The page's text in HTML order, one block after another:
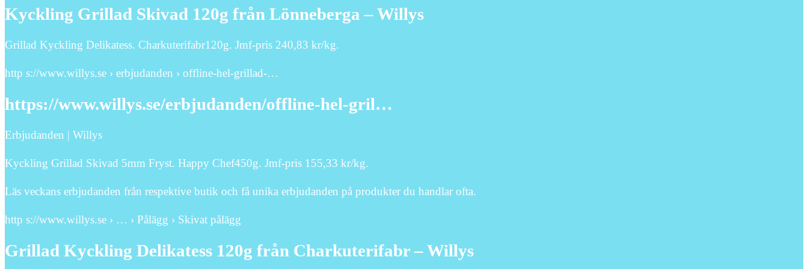
Kyckling Grillad Skivad 120g från Lönneberga – Willys
Grillad Kyckling Delikatess. Charkuterifabr120g. Jmf-pris 240,83 kr/kg.
http s://www.willys.se › erbjudanden › offline-hel-grillad-…
https://www.willys.se/erbjudanden/offline-hel-gril…
Erbjudanden | Willys
Kyckling Grillad Skivad 5mm Fryst. Happy Chef450g. Jmf-pris 155,33 kr/kg.
Läs veckans erbjudanden från respektive butik och få unika erbjudanden på produkter du handlar ofta.
http s://www.willys.se › … › Pålägg › Skivat pålägg
Grillad Kyckling Delikatess 120g från Charkuterifabr – Willys